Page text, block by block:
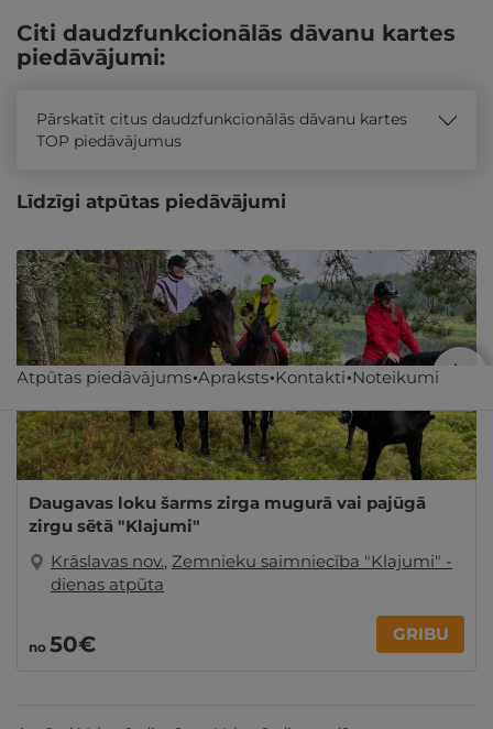
Atpūtas piedāvājums Apraksts Kontakti Noteikumi
Citi daudzfunkcionālās dāvanu kartes
piedāvājumi:
Pārskatīt citus daudzfunkcionālās dāvanu kartes
TOP piedāvājumus
Līdzīgi atpūtas piedāvājumi
Daugavas loku šarms zirga mugurā vai pajūgā
zirgu sētā "Klajumi"
Krāslavas nov., Zemnieku saimniecība "Klajumi" -
dienas atpūta
no 50€ GRIBU